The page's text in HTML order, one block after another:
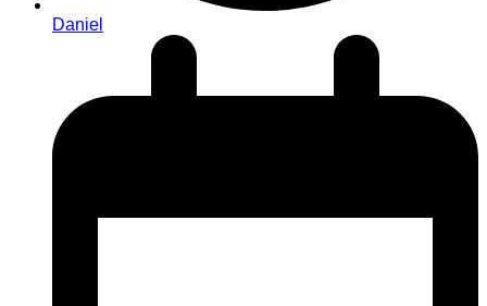
Daniel